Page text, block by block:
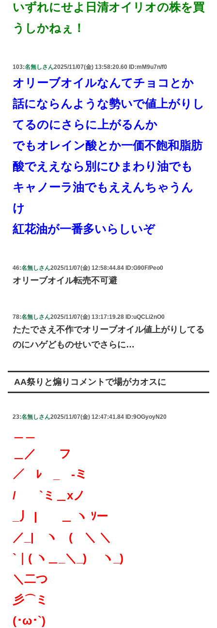
いずれにせよ日清オイリオの株を買
うしかねぇ！
103:名無しさん2025/11/07(金) 13:58:20.60 ID:mM9u7n/f0
オリーブオイルなんてチョコとか
話にならんような勢いで値上がりし
てるのにさらに上がるんか
でもオレイン酸とか一価不飽和脂肪
酸でええなら別にひまわり油でも
キャノーラ油でもええんちゃうん
け
紅花油が一番多いらしいぞ
46:名無しさん2025/11/07(金) 12:58:44.84 ID:G90F/Peo0
オリーブオイル転売不可避
78:名無しさん2025/11/07(金) 13:17:19.28 ID:uQCLi2nO0
たたでさえ不作でオリーブオイル値上がりしてる
のにハゲどものせいでさらに…
AA祭りと煽りコメントで場がカオスに
23:名無しさん2025/11/07(金) 12:47:41.84 ID:9OGyoyN20
＿／ フ
／ ﾚ _ -ミ
/ `ミ＿xノ
_丿 | ＿ ヽ ｿー
／_| ヽ ( ＼ ＼
`｜( ヽ＿_＼_) ヽ_)
＼二つ
彡⌒ミ
(･ω･`)